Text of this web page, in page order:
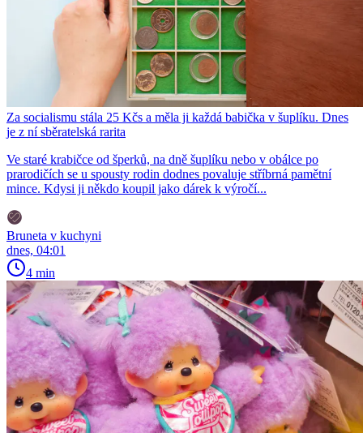
Za socialismu stála 25 Kčs a měla ji každá babička v šuplíku. Dnes
je z ní sběratelská rarita
Ve staré krabičce od šperků, na dně šuplíku nebo v obálce po
prarodičích se u spousty rodin dodnes povaluje stříbrná pamětní
mince. Kdysi ji někdo koupil jako dárek k výročí...
Bruneta v kuchyni
dnes, 04:01
4 min